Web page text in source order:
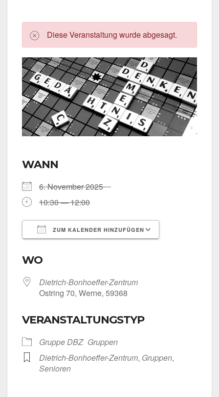
Die­se Ver­an­stal­tung wur­de abge­sagt.
WANN
6. Novem­ber 2025
10:30 — 12:00
ZUM KALENDER HINZUFÜGEN
WO
Dietrich-Bonhoeffer-Zentrum
Ost­ring 70, Wer­ne, 59368
VERANSTALTUNGSTYP
Grup­pe DBZ Grup­pen
Dietrich-Bonhoeffer-Zentrum, Grup­pen,
Senio­ren